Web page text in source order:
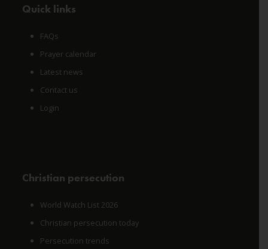
Quick links
FAQs
Prayer calendar
Latest news
Contact us
Login
Christian persecution
World Watch List 2026
Christian persecution today
Persecution trends